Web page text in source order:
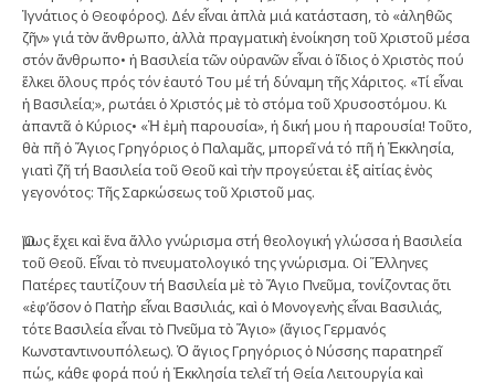
Ἰγνάτιος ὁ Θεοφόρος). Δέν εἶναι ἁπλὰ μιά κατάσταση, τὸ «ἀληθῶς
ζῆν» γιά τὸν ἄνθρωπο, ἀλλὰ πραγματικὴ ἐνοίκηση τοῦ Χριστοῦ μέσα
στόν ἄνθρωπο• ἡ Βασιλεία τῶν οὐρανῶν εἶναι ὁ ἴδιος ὁ Χριστὸς πού
ἕλκει ὅλους πρός τόν ἑαυτό Του μέ τή δύναμη τῆς Χάριτος. «Τί εἶναι
ἡ Βασιλεία;», ρωτάει ὁ Χριστός μὲ τὸ στόμα τοῦ Χρυσοστόμου. Κι
ἀπαντᾶ ὁ Κύριος• «Ἡ ἐμὴ παρουσία», ἡ δική μου ἡ παρουσία! Τοῦτο,
θὰ πῆ ὁ Ἅγιος Γρηγόριος ὁ Παλαμᾶς, μπορεῖ νά τό πῆ ἡ Ἐκκλησία,
γιατὶ ζῆ τή Βασιλεία τοῦ Θεοῦ καὶ τὴν προγεύεται ἐξ αἰτίας ἑνὸς
γεγονότος: Τῆς Σαρκώσεως τοῦ Χριστοῦ μας.
Ὅμως ἔχει καὶ ἕνα ἄλλο γνώρισμα στή θεολογική γλώσσα ἡ Βασιλεία
τοῦ Θεοῦ. Εἶναι τὸ πνευματολογικό της γνώρισμα. Οἱ Ἕλληνες
Πατέρες ταυτίζουν τή Βασιλεία μὲ τὸ Ἅγιο Πνεῦμα, τονίζοντας ὅτι
«ἐφ’ὅσον ὁ Πατὴρ εἶναι Βασιλιάς, καὶ ὁ Μονογενὴς εἶναι Βασιλιάς,
τότε Βασιλεία εἶναι τὸ Πνεῦμα τὸ Ἅγιο» (ἅγιος Γερμανός
Κωνσταντινουπόλεως). Ὁ ἅγιος Γρηγόριος ὁ Νύσσης παρατηρεῖ
πώς, κάθε φορά πού ἡ Ἐκκλησία τελεῖ τή Θεία Λειτουργία καὶ